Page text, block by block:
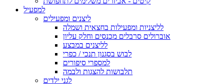
למפעיל
ליצנים ומפעילים
לליצניות ומפעילות בחצאית ושמלה
אוברולים סרבלים מכנסים וחלק עליון
לליצנים במבצע
לבוש בסגנון תנכי / כפרי
למספרי סיפורים
תלבושות להצגות ולבמה
לגני ילדים